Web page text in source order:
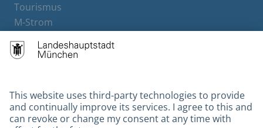
Tourismus
M-Strom
Hotels
Contact
Barrierefreiheit